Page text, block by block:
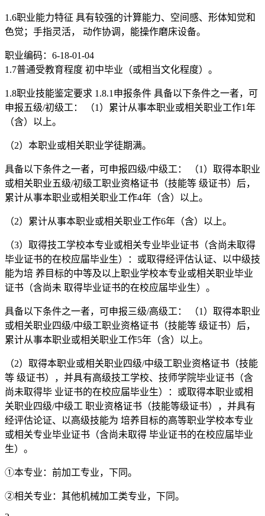
1.6职业能力特征 具有较强的计算能力、空间感、形体知觉和
色觉；手指灵活， 动作协调，能操作磨床设备。
职业编码：6-18-01-04
1.7普通受教育程度 初中毕业（或相当文化程度）。
1.8职业技能鉴定要求 1.8.1申报条件 具备以下条件之一者，可
申报五级/初级工： （1）累计从事本职业或相关职业工作1年
（含）以上。
（2）本职业或相关职业学徒期满。
具备以下条件之一者，可申报四级/中级工： （1）取得本职业
或相关职业五级/初级工职业资格证书（技能等 级证书）后，
累计从事本职业或相关职业工作4年（含）以上。
（2）累计从事本职业或相关职业工作6年（含）以上。
（3）取得技工学校本专业或相关专业毕业证书（含尚未取得
毕业证书的在校应届毕业生）：或取得经评估认证、以中级技
能为培 养目标的中等及以上职业学校本专业或相关职业毕业
证书（含尚未 取得毕业证书的在校应届毕业生）。
具备以下条件之一者，可申报三级/高级工： （1）取得本职业
或相关职业四级/中级工职业资格证书（技能等 级证书）后，
累计从事本职业或相关职业工作5年（含）以上。
（2）取得本职业或相关职业四级/中级工职业资格证书（技能
等 级证书），并具有高级技工学校、技师学院毕业证书（含
尚未取得毕 业证书的在校应届毕业生）：或取得本职业或相
关职业四级/中级工 职业资格证书（技能等级证书），并具有
经评估论证、以高级技能为 培养目标的高等职业学校本专业
或相关专业毕业证书（含尚未取得 毕业证书的在校应届毕业
生）。
①本专业：前加工专业，下同。
②相关专业：其他机械加工类专业，下同。